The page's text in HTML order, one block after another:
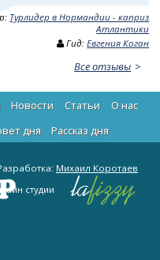
Турлидер в Нормандии - каприз
Атлантики
Гид:Евгения Коган
Все отзывы
Новости Статьи
О нас
дня Рассказ дня
Михаил Коротаев
студии